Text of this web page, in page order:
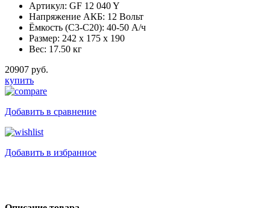
Артикул: GF 12 040 Y
Напряжение АКБ: 12 Вольт
Ёмкость (С3-С20): 40-50 А/ч
Размер: 242 x 175 x 190
Вес: 17.50 кг
20907 руб.
купить
Добавить в сравнение
Добавить в избранное